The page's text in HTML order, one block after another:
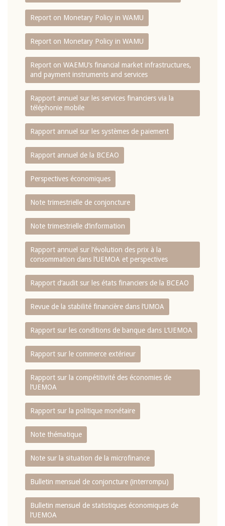
Report on Monetary Policy in WAMU
Report on Monetary Policy in WAMU
Report on WAEMU’s financial market infrastructures,
and payment instruments and services
Rapport annuel sur les services financiers via la
téléphonie mobile
Rapport annuel sur les systèmes de paiement
Rapport annuel de la BCEAO
Perspectives économiques
Note trimestrielle de conjoncture
Note trimestrielle d‘information
Rapport annuel sur l‘évolution des prix à la
consommation dans l‘UEMOA et perspectives
Rapport d‘audit sur les états financiers de la BCEAO
Revue de la stabilité financière dans l‘UMOA
Rapport sur les conditions de banque dans L‘UEMOA
Rapport sur le commerce extérieur
Rapport sur la compétitivité des économies de
l‘UEMOA
Rapport sur la politique monétaire
Note thématique
Note sur la situation de la microfinance
Bulletin mensuel de conjoncture (interrompu)
Bulletin mensuel de statistiques économiques de
l‘UEMOA